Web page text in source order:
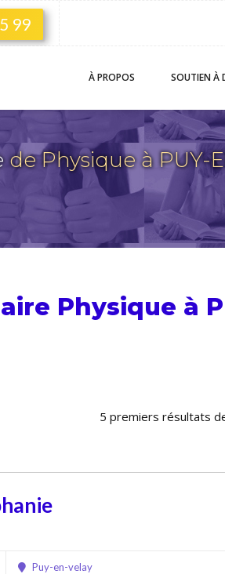
99
À PROPOS SOUTIENÀ
de Physique à PUY-
Physique à
5 premiers résultats
Puy-en-velay